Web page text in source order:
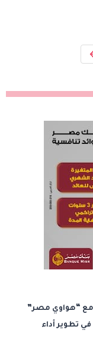
مع “هواوي مصر”
تطوير أداء